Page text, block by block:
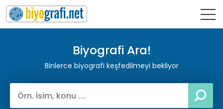
Biyografi Ara!
Binlerce biyografi keşfedilmeyi bekliyor